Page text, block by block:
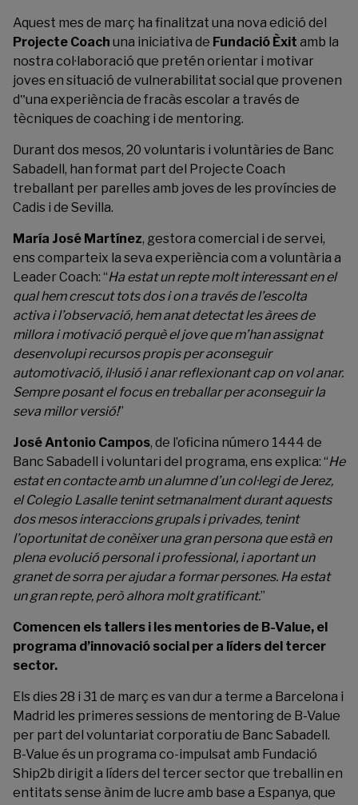
Aquest mes de març ha finalitzat una nova edició del
Projecte Coach una iniciativa de Fundació Èxit amb la
nostra col·laboració que pretén orientar i motivar
joves en situació de vulnerabilitat social que provenen
d‟una experiència de fracàs escolar a través de
tècniques de coaching i de mentoring.
Durant dos mesos, 20 voluntaris i voluntàries de Banc
Sabadell, han format part del Projecte Coach
treballant per parelles amb joves de les províncies de
Cadis i de Sevilla.
María José Martínez, gestora comercial i de servei,
ens comparteix la seva experiència com a voluntària a
Leader Coach: “Ha estat un repte molt interessant en el
qual hem crescut tots dos i on a través de l’escolta
activa i l’observació, hem anat detectat les àrees de
millora i motivació perquè el jove que m’han assignat
desenvolupi recursos propis per aconseguir
automotivació, il·lusió i anar reflexionant cap on vol anar.
Sempre posant el focus en treballar per aconseguir la
seva millor versió!”
José Antonio Campos, de l’oficina número 1444 de
Banc Sabadell i voluntari del programa, ens explica: “He
estat en contacte amb un alumne d’un col·legi de Jerez,
el Colegio Lasalle tenint setmanalment durant aquests
dos mesos interaccions grupals i privades, tenint
l’oportunitat de conèixer una gran persona que està en
plena evolució personal i professional, i aportant un
granet de sorra per ajudar a formar persones. Ha estat
un gran repte, però alhora molt gratificant.”
Comencen els tallers i les mentories de B-Value, el
programa d’innovació social per a líders del tercer
sector.
Els dies 28 i 31 de març es van dur a terme a Barcelona i
Madrid les primeres sessions de mentoring de B-Value
per part del voluntariat corporatiu de Banc Sabadell.
B-Value és un programa co-impulsat amb Fundació
Ship2b dirigit a líders del tercer sector que treballin en
entitats sense ànim de lucre amb base a Espanya, que